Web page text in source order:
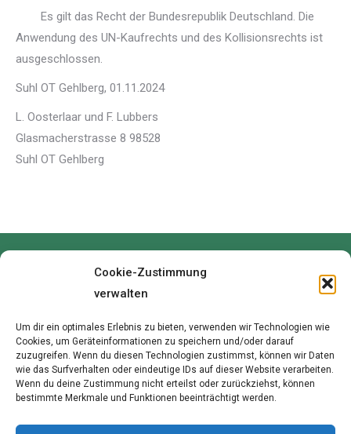
Cookie-Zustimmung
verwalten
Um dir ein optimales Erlebnis zu bieten, verwenden wir Technologien wie
Cookies, um Geräteinformationen zu speichern und/oder darauf
zuzugreifen. Wenn du diesen Technologien zustimmst, können wir Daten
wie das Surfverhalten oder eindeutige IDs auf dieser Website verarbeiten.
Wenn du deine Zustimmung nicht erteilst oder zurückziehst, können
bestimmte Merkmale und Funktionen beeinträchtigt werden.
Es gilt das Recht der Bundesrepublik Deutschland. Die
Anwendung des UN-Kaufrechts und des Kollisionsrechts ist
ausgeschlossen.
Suhl OT Gehlberg, 01.11.2024
L. Oosterlaar und F. Lubbers
Glasmacherstrasse 8 98528
Suhl OT Gehlberg